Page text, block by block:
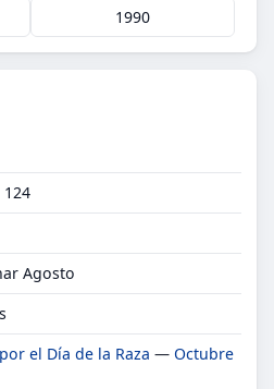
1990
Agosto
el Día de la Raza — Octubre